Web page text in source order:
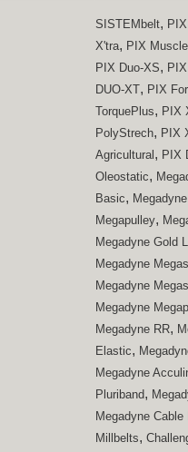
SISTEMbelt,
X'tra, PIX
PIX Duo-XS,
DUO-XT, PIX
TorquePlus, PIX
PolyStrech, PIX
Agricultural , PIX
Oleostatic,
Basic,
Megapulley,
Megadyne Gold
Megadyne
Megadyne
Megadyne
Megadyne RR,
Elastic,
Megadyne
Pluriband,
Megadyne Cable
Millbelts,